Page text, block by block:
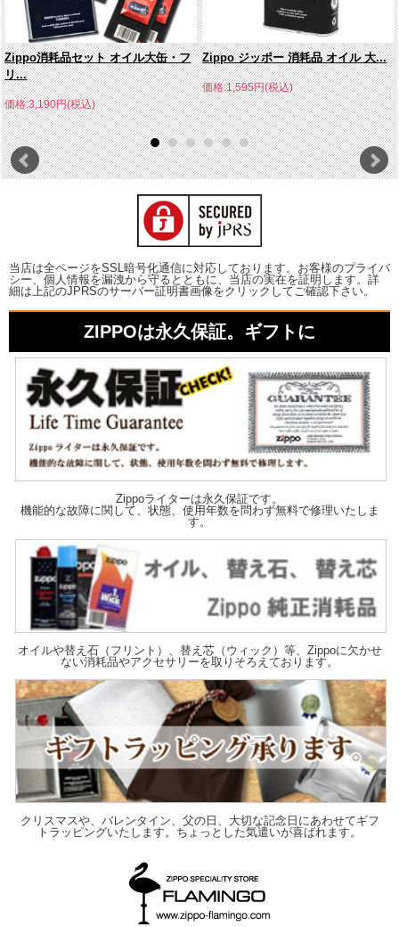
Zippo消耗品セット オイル大缶・フ
リ...
価格:3,190円(税込)
Zippo ジッポー 消耗品 オイル 大...
価格:1,595円(税込)
当店は全ページをSSL暗号化通信に対応しております。お客様のプライバ
シー、個人情報を漏洩から守るとともに、当店の実在を証明します。詳
細は上記のJPRSのサーバー証明書画像をクリックしてご確認下さい。
ZIPPOは永久保証。ギフトに
Zippoライターは永久保証です。
機能的な故障に関して、状態、使用年数を問わず無料で修理いたしま
す。
オイルや替え石（フリント）、替え芯（ウィック）等、Zippoに欠かせ
ない消耗品やアクセサリーを取りそろえております。
クリスマスや、バレンタイン、父の日、大切な記念日にあわせてギフ
トラッピングいたします。ちょっとした気遣いが喜ばれます。